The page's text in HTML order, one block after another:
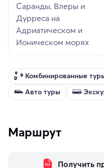
Саранды, Влеры и
Дурреса на
Адриатическом и
Ионическом морях
Комбинированные
Авто туры
Маршрут
Получить